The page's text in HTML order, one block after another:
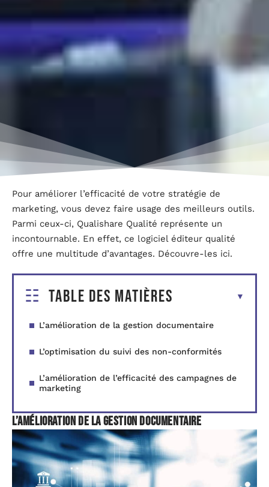
Pour améliorer l’efficacité de votre stratégie de
marketing, vous devez faire usage des meilleurs outils.
Parmi ceux-ci, Qualishare Qualité représente un
incontournable. En effet, ce logiciel éditeur qualité
offre une multitude d’avantages. Découvre-les ici.
Table des matières
L’amélioration de la gestion documentaire
L’optimisation du suivi des non-conformités
L’amélioration de l’efficacité des campagnes de
marketing
L’amélioration de la gestion documentaire